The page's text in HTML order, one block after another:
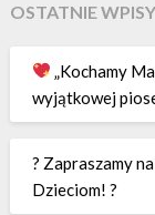
OSTATNIE WPISY
„Kochamy
wyjątkowej
? Zapraszamy
Dzieciom! ?